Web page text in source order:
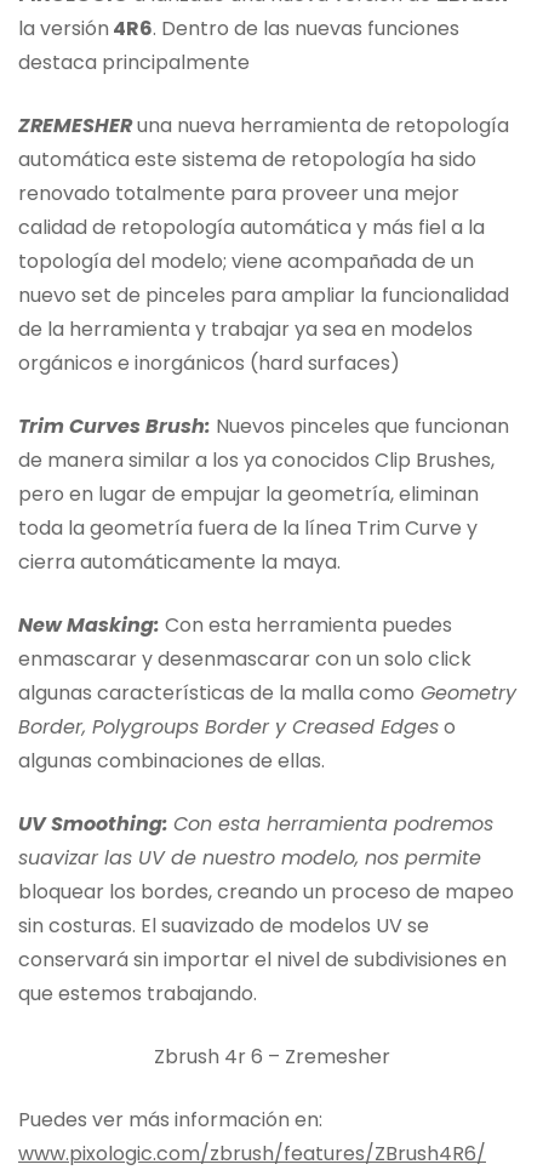
la versión 4R6. Dentro de las nuevas funciones
destaca principalmente
ZREMESHERuna nueva herramienta de retopología
automática este sistema de retopología ha sido
renovado totalmente para proveer una mejor
calidad de retopología automática y más fiel a la
topología del modelo; viene acompañada de un
nuevo set de pinceles para ampliar la funcionalidad
de la herramienta y trabajar ya sea en modelos
orgánicos e inorgánicos (hard surfaces)
Trim Curves Brush: Nuevos pinceles que funcionan
de manera similar a los ya conocidos Clip Brushes,
pero en lugar de empujar la geometría, eliminan
toda la geometría fuera de la línea Trim Curve y
cierra automáticamente la maya.
New Masking: Con esta herramienta puedes
enmascarar y desenmascarar con un solo click
algunas características de la malla como Geometry
Border, Polygroups Border y Creased Edgeso
algunas combinaciones de ellas.
UV Smoothing: Con esta herramienta podremos
suavizar las UV de nuestro modelo, nos permite
bloquear los bordes, creando un proceso de mapeo
sin costuras. El suavizado de modelos UV se
conservará sin importar el nivel de subdivisiones en
que estemos trabajando.
Zbrush 4r 6 – Zremesher
Puedes ver más información en:
www.pixologic.com/zbrush/features/ZBrush4R6/